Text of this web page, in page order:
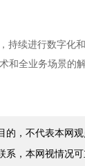
持续进行数字化
和全业务场景的
，不代表本网
，本网视情况可